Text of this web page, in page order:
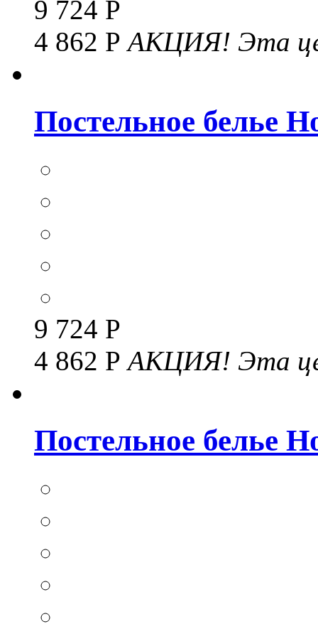
9 724 Р
4 862 РАКЦИЯ! Эта
Постельное белье
9 724 Р
4 862 РАКЦИЯ! Эта
Постельное белье